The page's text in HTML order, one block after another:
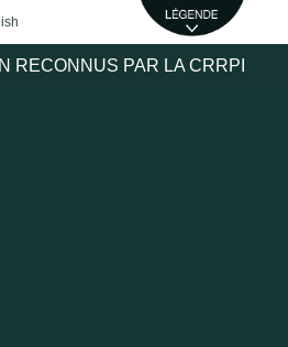
RECONNUS PAR LA CRRPI